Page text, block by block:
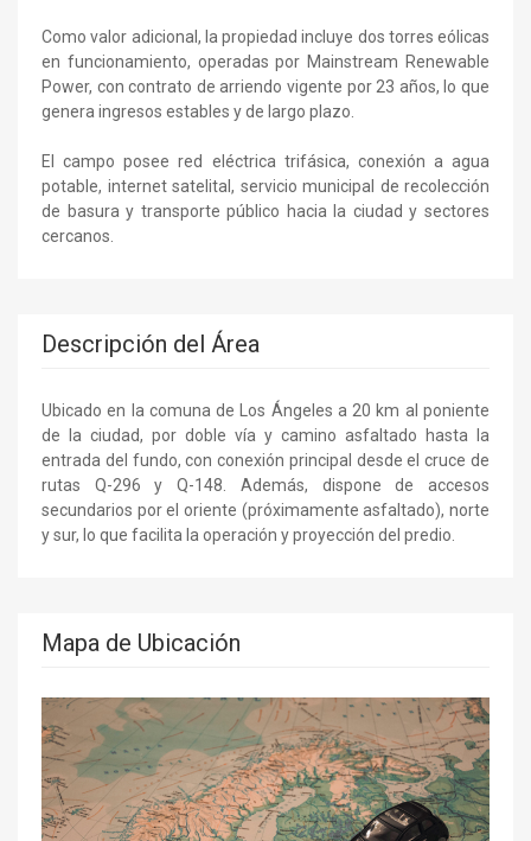
Como valor adicional, la propiedad incluye dos torres eólicas
en funcionamiento, operadas por Mainstream Renewable
Power, con contrato de arriendo vigente por 23 años, lo que
genera ingresos estables y de largo plazo.
El campo posee red eléctrica trifásica, conexión a agua
potable, internet satelital, servicio municipal de recolección
de basura y transporte público hacia la ciudad y sectores
cercanos.
Descripción del Área
Ubicado en la comuna de Los Ángeles a 20 km al poniente
de la ciudad, por doble vía y camino asfaltado hasta la
entrada del fundo, con conexión principal desde el cruce de
rutas Q-296 y Q-148. Además, dispone de accesos
secundarios por el oriente (próximamente asfaltado), norte
y sur, lo que facilita la operación y proyección del predio.
Mapa de Ubicación